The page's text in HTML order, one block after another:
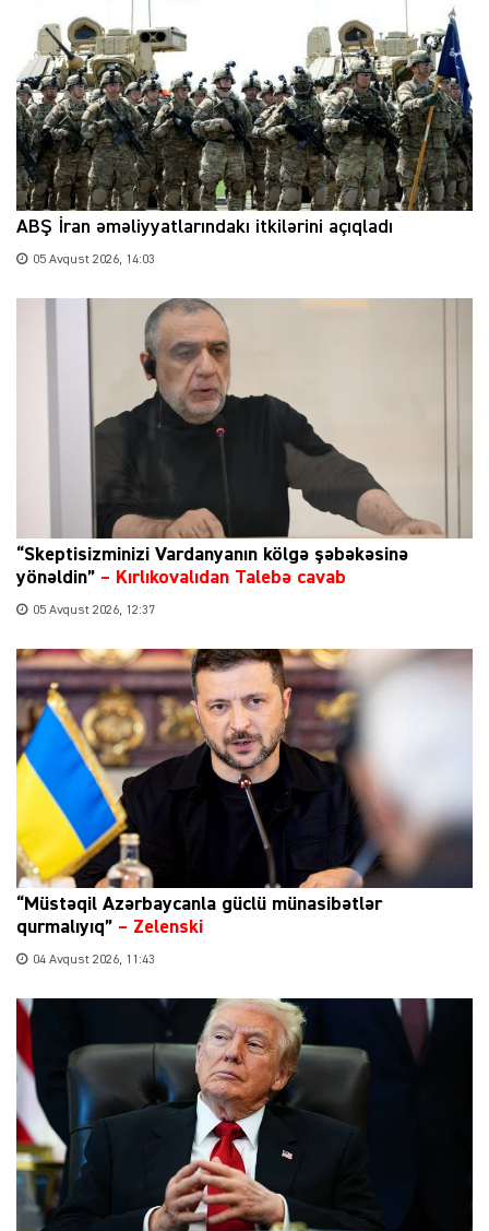
ABŞ İran əməliyyatlarındakı itkilərini açıqladı
05 Avqust 2026, 14:03
“Skeptisizminizi Vardanyanın kölgə şəbəkəsinə
yönəldin” – Kırlıkovalıdan Talebə cavab
05 Avqust 2026, 12:37
“Müstəqil Azərbaycanla güclü münasibətlər
qurmalıyıq” – Zelenski
04 Avqust 2026, 11:43